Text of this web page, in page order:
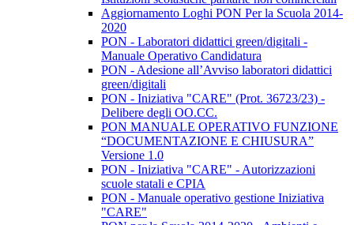
Aggiornamento Loghi PON Per la Scuola 2014-
2020
PON - Laboratori didattici green/digitali -
Manuale Operativo Candidatura
PON - Adesione all’Avviso laboratori didattici
green/digitali
PON - Iniziativa "CARE" (Prot. 36723/23) -
Delibere degli OO.CC.
PON MANUALE OPERATIVO FUNZIONE
“DOCUMENTAZIONE E CHIUSURA”
Versione 1.0
PON - Iniziativa "CARE" - Autorizzazioni
scuole statali e CPIA
PON - Manuale operativo gestione Iniziativa
"CARE"